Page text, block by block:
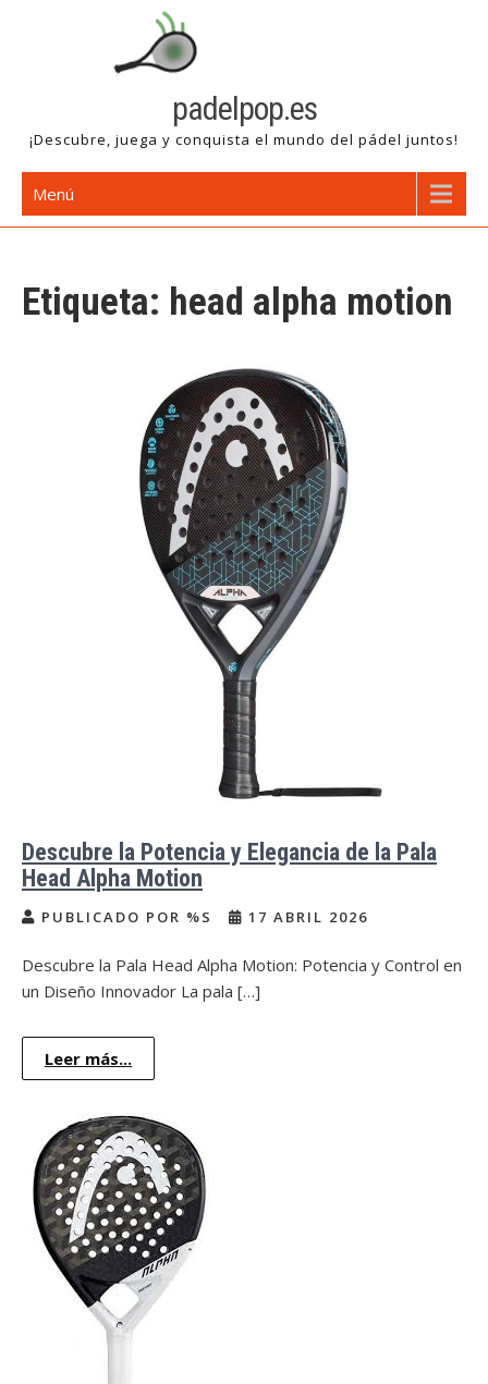
padelpop.es
¡Descubre, juega y conquista el mundo del pádel juntos!
Menú
Etiqueta: head alpha motion
Descubre la Potencia y Elegancia de la Pala
Head Alpha Motion
PUBLICADO POR %S 17 ABRIL 2026
Descubre la Pala Head Alpha Motion: Potencia y Control en
un Diseño Innovador La pala […]
Leer más...